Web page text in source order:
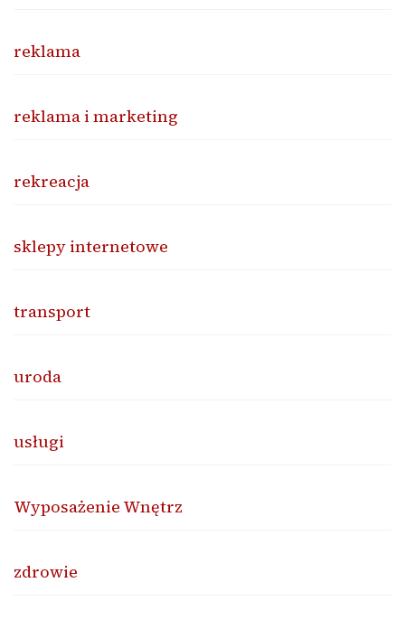
reklama
reklama i marketing
rekreacja
sklepy internetowe
transport
uroda
usługi
Wyposażenie Wnętrz
zdrowie